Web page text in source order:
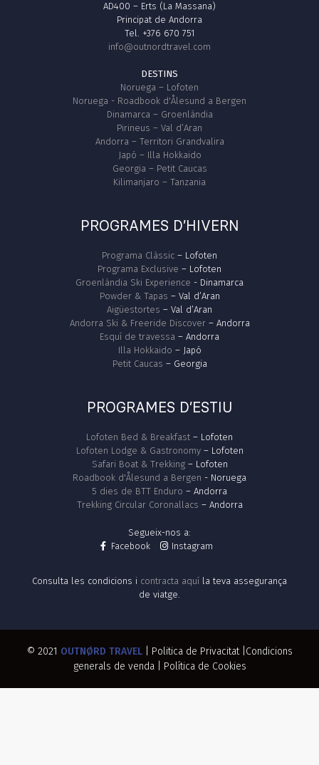
AD400 – Erts (La Massana)
Principat de Andorra
Tel. +376 670 751
info@outnordtravel.com
DESTINS
Noruega – Lofoten
Noruega - Roadbook d'Ålesund a Bergen
Dinamarca – Groenlàndia
Pirineus – Val d’Aran
Andorra – Territori Grandvalira
Japó – Illa Hokkaido
Georgia – Petit Caucas
Kilimanjaro – Tanzania
PROGRAMES D’HIVERN
Programa Clàssic – Lofoten
Programa Exclusive – Lofoten
Groenlàndia Ski Experience - Dinamarca
Powder & Tapas – Val d’Aran
Aigüestortes – Val d’Aran
Andorra Ski & Freeride Discover– Andorra
Esquí de travessa – Andorra
Illa Hokkaido – Japó
Petit Caucas – Georgia
PROGRAMES D’ESTIU
Lofoten Bed & Breakfast – Lofoten
Lofoten Lodge & Gastronomy– Lofoten
Safari Boat & Trekking– Lofoten
Roadbook d'Ålesund a Bergen - Noruega
5 dies de BTT Enduro – Andorra
Trekking Circular Coronallacs – Andorra
Segueix-nos a:
Facebook
Instagram
Consulta les condicions i contracta aquí la teva assegurança
de viatge.
© 2021 OUTNØRD TRAVEL| Politica de Privacitat| Condicions
generals de venda| Política de Cookies